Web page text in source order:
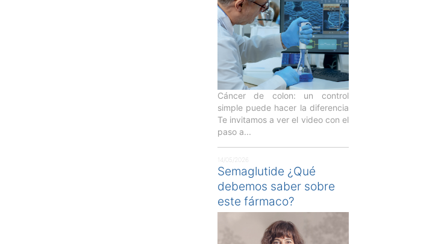
Cáncer de colon: un control
simple puede hacer la diferencia
Te invitamos a ver el video con el
paso a...
14/05/2026
Semaglutide ¿Qué
debemos saber sobre
este fármaco?